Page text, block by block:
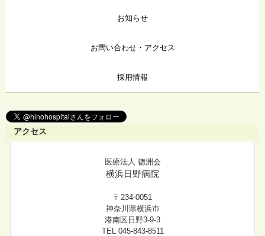
お知らせ
お問い合わせ・アクセス
採用情報
アクセス
医療法人 徳洲会
横浜日野病院
〒234-0051
神奈川県横浜市
港南区日野3-9-3
TEL 045-843-8511